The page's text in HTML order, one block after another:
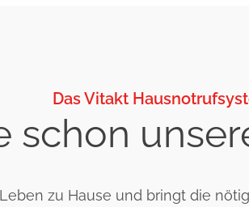
Das Vitakt
schon
zu Hause und bringt die